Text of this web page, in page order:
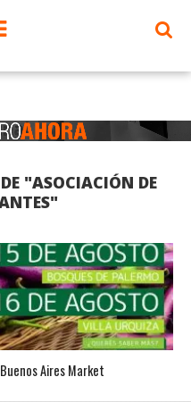
"ASOCIACIÓN DE
Aires Market